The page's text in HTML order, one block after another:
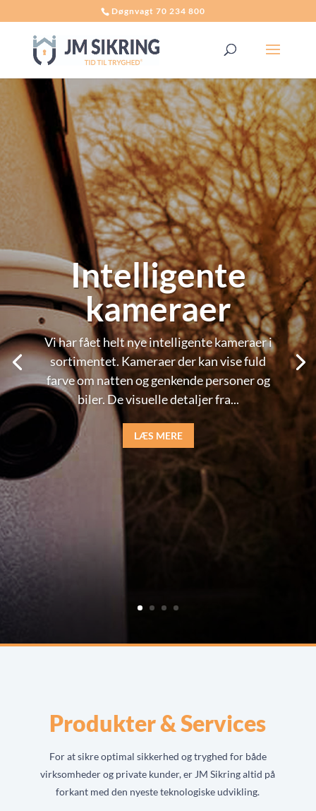
Døgnvagt 70 234 800
Produkter & Services
For at sikre optimal sikkerhed og tryghed for både
virksomheder og private kunder, er JM Sikring altid på
forkant med den nyeste teknologiske udvikling.